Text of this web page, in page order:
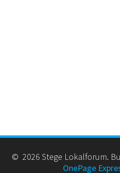
© 2026 Stege Lokalforum.
OnePage